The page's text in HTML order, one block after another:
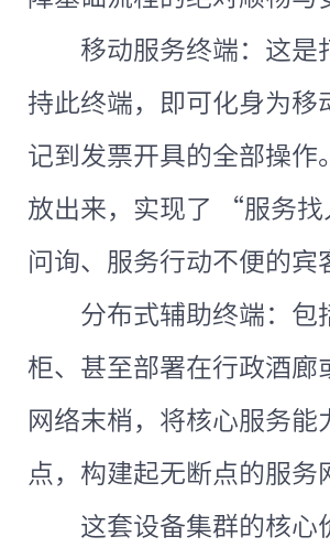
移动服务终端：这是
持此终端，即可化身为
记到发票开具的全部操
放出来，实现了 “服务
问询、服务行动不便的
分布式辅助终端：包
柜、甚至部署在行政酒廊
网络末梢，将核心服务
点，构建起无断点的服务
这套设备集群的核心